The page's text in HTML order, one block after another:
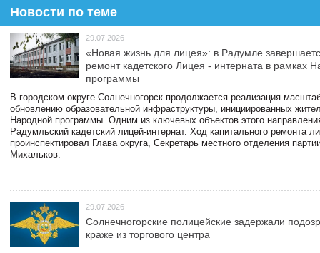
Новости по теме
29.07.2026
«Новая жизнь для лицея»: в Радумле
ремонт кадетского Лицея - интерната в рамках
программы
В городском округе Солнечногорск продолжается реализация
обновлению образовательной инфраструктуры, инициированных
Народной программы. Одним из ключевых объектов этого
Радумльский кадетский лицей-интернат. Ход капитального ремонта
проинспектировал Глава округа, Секретарь местного отделения
Михальков.
29.07.2026
Солнечногорские полицейские задержали
краже из торгового центра